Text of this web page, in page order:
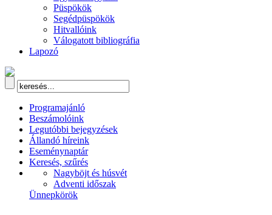
Püspökök
Segédpüspökök
Hitvallóink
Válogatott bibliográfia
Lapozó
Programajánló
Beszámolóink
Legutóbbi bejegyzések
Állandó híreink
Eseménynaptár
Keresés, szűrés
Nagyböjt és húsvét
Adventi időszak
Ünnepkörök